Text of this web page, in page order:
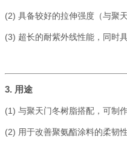
(2) 具备较好的拉伸强度（与聚
(3) 超长的耐紫外线性能，同时
3. 用途
(1) 与聚天门冬树脂搭配，可制
(2) 用于改善聚氨酯涂料的柔韧性